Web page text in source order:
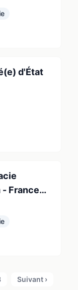
d'État
France
Suivant ›